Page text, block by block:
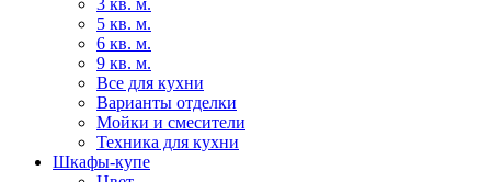
3 кв. м.
5 кв. м.
6 кв. м.
9 кв. м.
Все для кухни
Варианты отделки
Мойки и смесители
Техника для кухни
Шкафы-купе